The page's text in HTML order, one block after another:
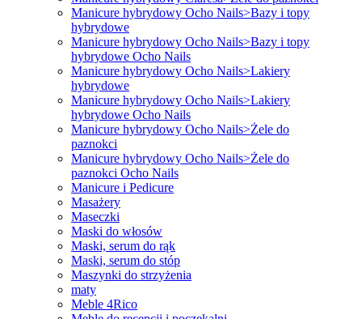
Manicure hybrydowy Ocho Nails>Bazy i topy
hybrydowe
Manicure hybrydowy Ocho Nails>Bazy i topy
hybrydowe Ocho Nails
Manicure hybrydowy Ocho Nails>Lakiery
hybrydowe
Manicure hybrydowy Ocho Nails>Lakiery
hybrydowe Ocho Nails
Manicure hybrydowy Ocho Nails>Żele do
paznokci
Manicure hybrydowy Ocho Nails>Żele do
paznokci Ocho Nails
Manicure i Pedicure
Masażery
Maseczki
Maski do włosów
Maski, serum do rąk
Maski, serum do stóp
Maszynki do strzyżenia
maty
Meble 4Rico